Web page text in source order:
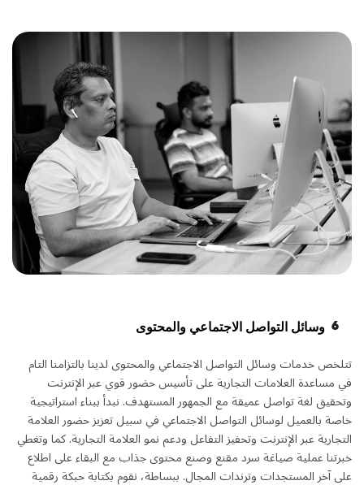
6 وسائل التواصل الاجتماعي والمحتوى
تتلخص خدمات وسائل التواصل الاجتماعي والمحتوى لدينا بالتزامنا التام
في مساعدة العلامات التجارية على تأسيس حضور قوي عبر الإنترنت
وتحقيق لغة تواصل عميقة مع الجمهور المستهدف. نبدأ ببناء استراتيجية
خاصة بالعميل لوسائل التواصل الاجتماعي في سبيل تعزيز حضور العلامة
التجارية عبر الإنترنت وتحفيز التفاعل ودعم نمو العلامة التجارية. كما وتغطي
خبرتنا عملية صياغة سرد مقنع وصنع محتوى جذاب مع البقاء على اطلاع
على آخر المستجدات وترندات المجال. ببساطة، نقوم بكتابة حبكة رقمية